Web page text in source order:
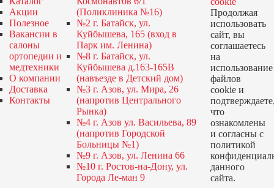
Акции
Полезное
Вакансии в
салоны
ортопедии и
медтехники
О компании
Доставка
Контакты
(Поликлиника №16)
№2 г. Батайск, ул.
Куйбышева, 165 (вход в
Парк им. Ленина)
№8 г. Батайск, ул.
Куйбышева д.163-165В
(навъезде в Детский дом)
№3 г. Азов, ул. Мира, 26
(напротив Центрального
Рынка)
№4 г. Азов ул. Васильева, 89
(напротив Городской
Больницы №1)
№9 г. Азов, ул. Ленина 66
№10 г. Ростов-на-Дону, ул.
Города Ле-ман 9
Продолжая
использовать
сайт, вы
соглашаетесь
на
использование
файлов
cookie и
что
ознакомлены
и согласны с
политикой
данного
сайта.